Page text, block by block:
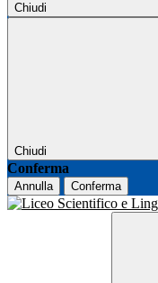
Chiudi
Chiudi
Conferma
Annulla Conferma